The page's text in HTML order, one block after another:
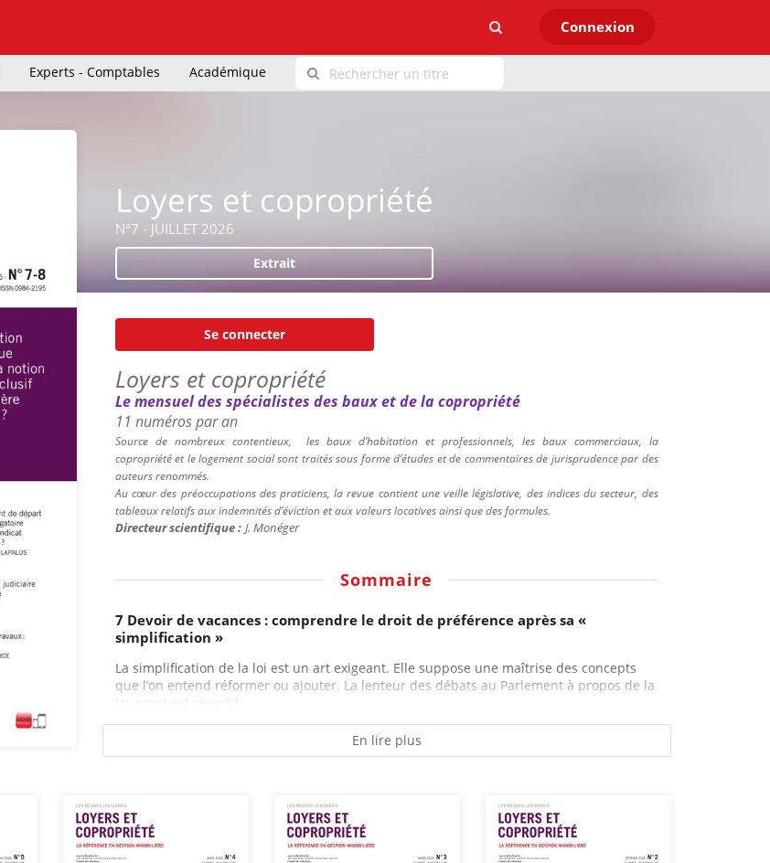
Connexion
Experts - Comptables Académique
Loyers et copropriété
N°7 - JUILLET 2026
Extrait
Se connecter
Loyers et copropriété
Le mensuel des spécialistes des baux et de la copropriété
11 numéros par an
Source de nombreux contentieux,
les baux d’habitation et professionnels, les baux commerciaux, la
copropriété et le logement social sont traités sous forme d’études et de commentaires de jurisprudence par des
auteurs renommés.
Au cœur des préoccupations des praticiens, la revue contient une veille législative, des indices du secteur, des
tableaux relatifs aux indemnités d’éviction et aux valeurs locatives ainsi que des formules.
Directeur scientifique : J. Monéger
Sommaire
7 Devoir de vacances : comprendre le droit de préférence après sa «
simplification »
La simplification de la loi est un art exigeant. Elle suppose une maîtrise des concepts
que l’on entend réformer ou ajouter. La lenteur des débats au Parlement à propos de la
loi ayant cet objectif...
En lire plus